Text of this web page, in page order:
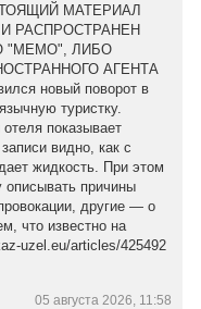
МАТЕРИАЛ
РАСПРОСТРАНЕН
"МЕМО", ЛИБО
АГЕНТА
новый поворот в
туристку.
показывает
видно, как с
жидкость. При этом
причины
другие — о
что известно на
uzel.eu/articles/425492
05 августа 2026, 11:58